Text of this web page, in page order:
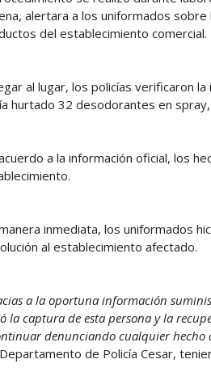
alertara a los uniformados
del establecimiento comercial.
al lugar, los policías verificaron
hurtado 32 desodorantes en
a la información oficial, los
inmediata, los uniformados
al establecimiento afectado.
a la oportuna información
la captura de esta persona y la
denunciando cualquier hecho
de Policía Cesar,